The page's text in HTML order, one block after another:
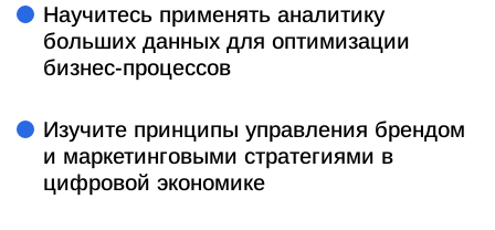
Научитесь применять аналитику
больших данных для оптимизации
бизнес-процессов
Изучите принципы управления брендом
и маркетинговыми стратегиями в
цифровой экономике